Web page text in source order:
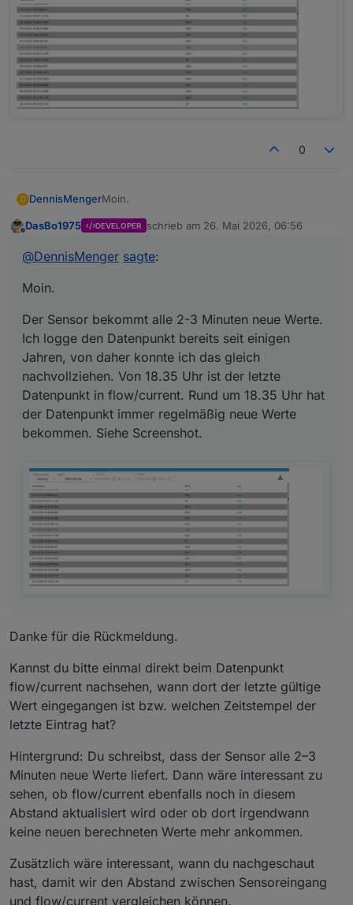
0
D DennisMengerMoin.
Der Sensor bekommt alle 2-3 Minuten neue
einigen Jahren, von daher konnte ich das
neue Werte bekommen. Siehe Screenshot.
DasBo1975 DEVELOPER schrieb am 26. Mai 2026, 06:56
zuletzt editiert von
@DennisMenger sagte:
Moin.
Der Sensor bekommt alle 2-3 Minuten neue Werte.
Ich logge den Datenpunkt bereits seit einigen
Jahren, von daher konnte ich das gleich
nachvollziehen. Von 18.35 Uhr ist der letzte
Datenpunkt in flow/current. Rund um 18.35 Uhr hat
der Datenpunkt immer regelmäßig neue Werte
bekommen. Siehe Screenshot.
Danke für die Rückmeldung.
Kannst du bitte einmal direkt beim Datenpunkt
flow/current nachsehen, wann dort der letzte gültige
Wert eingegangen ist bzw. welchen Zeitstempel der
letzte Eintrag hat?
Hintergrund: Du schreibst, dass der Sensor alle 2–3
Minuten neue Werte liefert. Dann wäre interessant zu
sehen, ob flow/current ebenfalls noch in diesem
Abstand aktualisiert wird oder ob dort irgendwann
keine neuen berechneten Werte mehr ankommen.
Zusätzlich wäre interessant, wann du nachgeschaut
hast, damit wir den Abstand zwischen Sensoreingang
und flow/current vergleichen können.